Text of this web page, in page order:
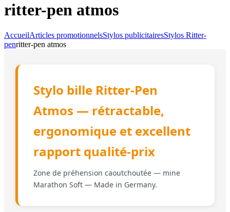
ritter-pen atmos
AccueilArticles promotionnelsStylos publicitairesStylos Ritter-
penritter-pen atmos
Stylo bille Ritter-Pen
Atmos — rétractable,
ergonomique et excellent
rapport qualité-prix
Zone de préhension caoutchoutée — mine
Marathon Soft — Made in Germany.